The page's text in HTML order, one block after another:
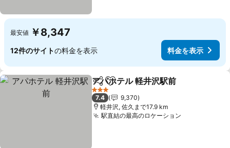
最安値 ￥8,347
12件のサイトの料金を表示 料金を表示
シェアお気に入りに追加
アパホテル 軽井沢駅前
3 ホテルのランク
7.4
9,370
軽井沢, 佐久まで17.9 km
駅直結の最高のロケーション